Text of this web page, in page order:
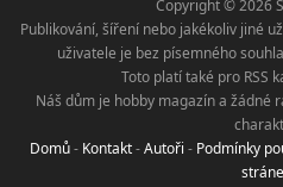
Copyright © 2026
Publikování, šíření nebo jakékoliv jiné
uživatele je bez písemného
Toto platí také pro RSS
Náš dům je hobby magazín a žádné
Domů- Kontakt-Autoři - Podmínky